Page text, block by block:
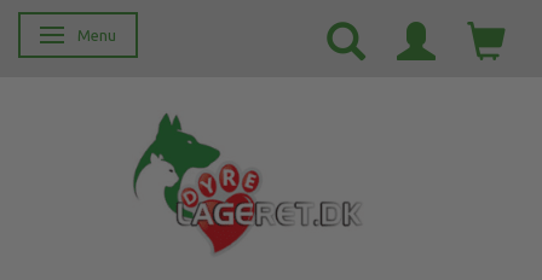
Skifte navigation
Menu